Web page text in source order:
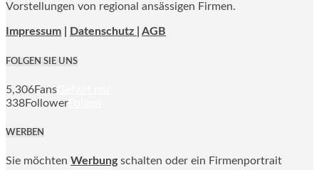
Vorstellungen von regional ansässigen Firmen.
Impressum Datenschutz | AGB
FOLGEN SIE UNS
5,306Fans
338Follower
WERBEN
Sie möchten Werbung schalten oder ein Firmenportrait